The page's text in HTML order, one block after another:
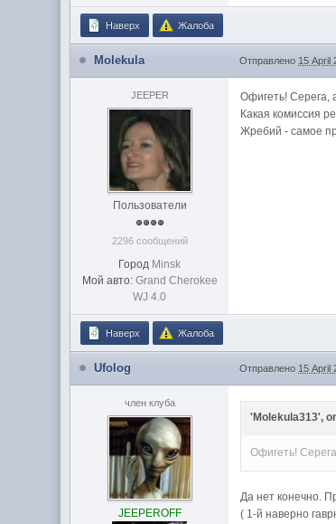
Наверх Жалоба
Molekula Отправлено 15 April
JEEPER
Пользователи
2296 сообщений
Город Minsk
Мой авто: Grand Cherokee
WJ 4.0
Офигеть! Серега,
Какая комиссия
Жребий - самое
Наверх Жалоба
Ufolog Отправлено 15 April
член клуба
JEEPEROFF
'Molekula313',
Офигеть!
Да нет конечно.
( 1-й наверно